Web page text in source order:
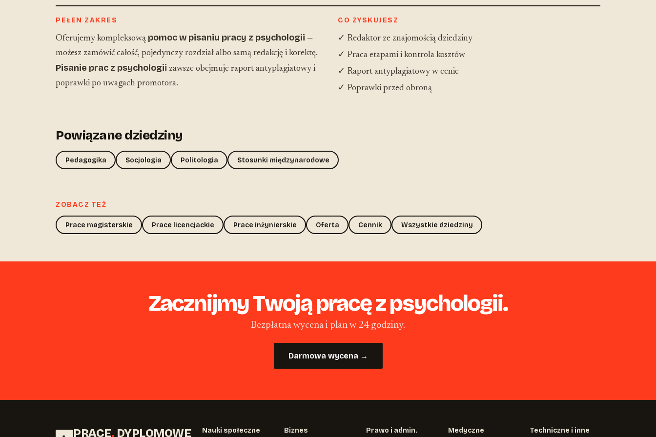
PEŁEN ZAKRES
Oferujemy kompleksową pomoc w pisaniu pracy z psychologii —
możesz zamówić całość, pojedynczy rozdział albo samą redakcję i korektę.
Pisanie prac z psychologii zawsze obejmuje raport antyplagiatowy i
poprawki po uwagach promotora.
CO ZYSKUJESZ
✓ Redaktor ze znajomością dziedziny
✓ Praca etapami i kontrola kosztów
✓ Raport antyplagiatowy w cenie
✓ Poprawki przed obroną
Powiązane dziedziny
Pedagogika Socjologia Politologia Stosunki międzynarodowe
ZOBACZ TEŻ
Prace magisterskie Prace licencjackie Prace inżynierskie Oferta Cennik Wszystkie dziedziny
Zacznijmy Twoją pracę z psychologii.
Bezpłatna wycena i plan w 24 godziny.
Darmowa wycena →
PRACE. DYPLOMOWE Nauki społeczne Biznes Prawo i admin. Medyczne Techniczne i inne